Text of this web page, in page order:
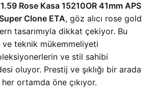
Rose Kasa 15210OR 41mm APS
Clone ETA, göz alıcı rose gold
tasarımıyla dikkat çekiyor. Bu
teknik mükemmeliyeti
ve stil sahibi
oluyor. Prestij ve şıklığı bir arada
ortamda öne çıkıyor.